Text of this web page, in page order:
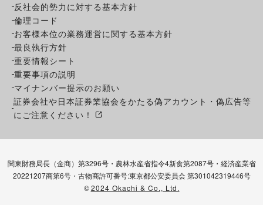
反社会的勢力に対する基本方針
倫理コード
お客様本位の業務運営に関する基本方針
最良執行方針
重要情報シート
重要事項の説明
マイナンバー提示のお願い
証券会社や日本証券業協会をかたる偽アカウント・偽広告等
にご注意ください！
関東財務局長（金商）第3296号・農林水産省指令4新食第2087号・経済産業省
20221207商第6号・古物商許可番号:東京都公安委員会 第301042319446号
©2024 Okachi & Co., Ltd.